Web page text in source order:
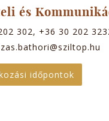
és
302, +36 30 202
időpontok